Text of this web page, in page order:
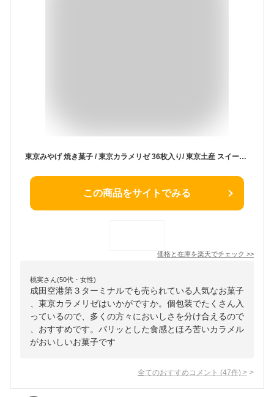
東京みやげ 焼き菓子 / 東京カラメリゼ 36枚入り/ 東京土産 スイーツ ギフト 詰め合わせ 個包装 洋菓子 手土産 内祝 お返し プレゼント 御祝 御礼 結婚 出産 職場 会社 退職 日持ち あす楽 送料無料
この商品をサイトでみる
価格と在庫を楽天でチェック >>
桃実さん(50代・女性)
成田空港第３ターミナルでも売られている人気なお菓子
、東京カラメリゼはいかがですか。個包装でたくさん入
っているので、多くの方々においしさを分け合えるので
、おすすめです。パリッとした食感とほろ苦いカラメル
がおいしいお菓子です
全てのおすすめコメント (47件) >